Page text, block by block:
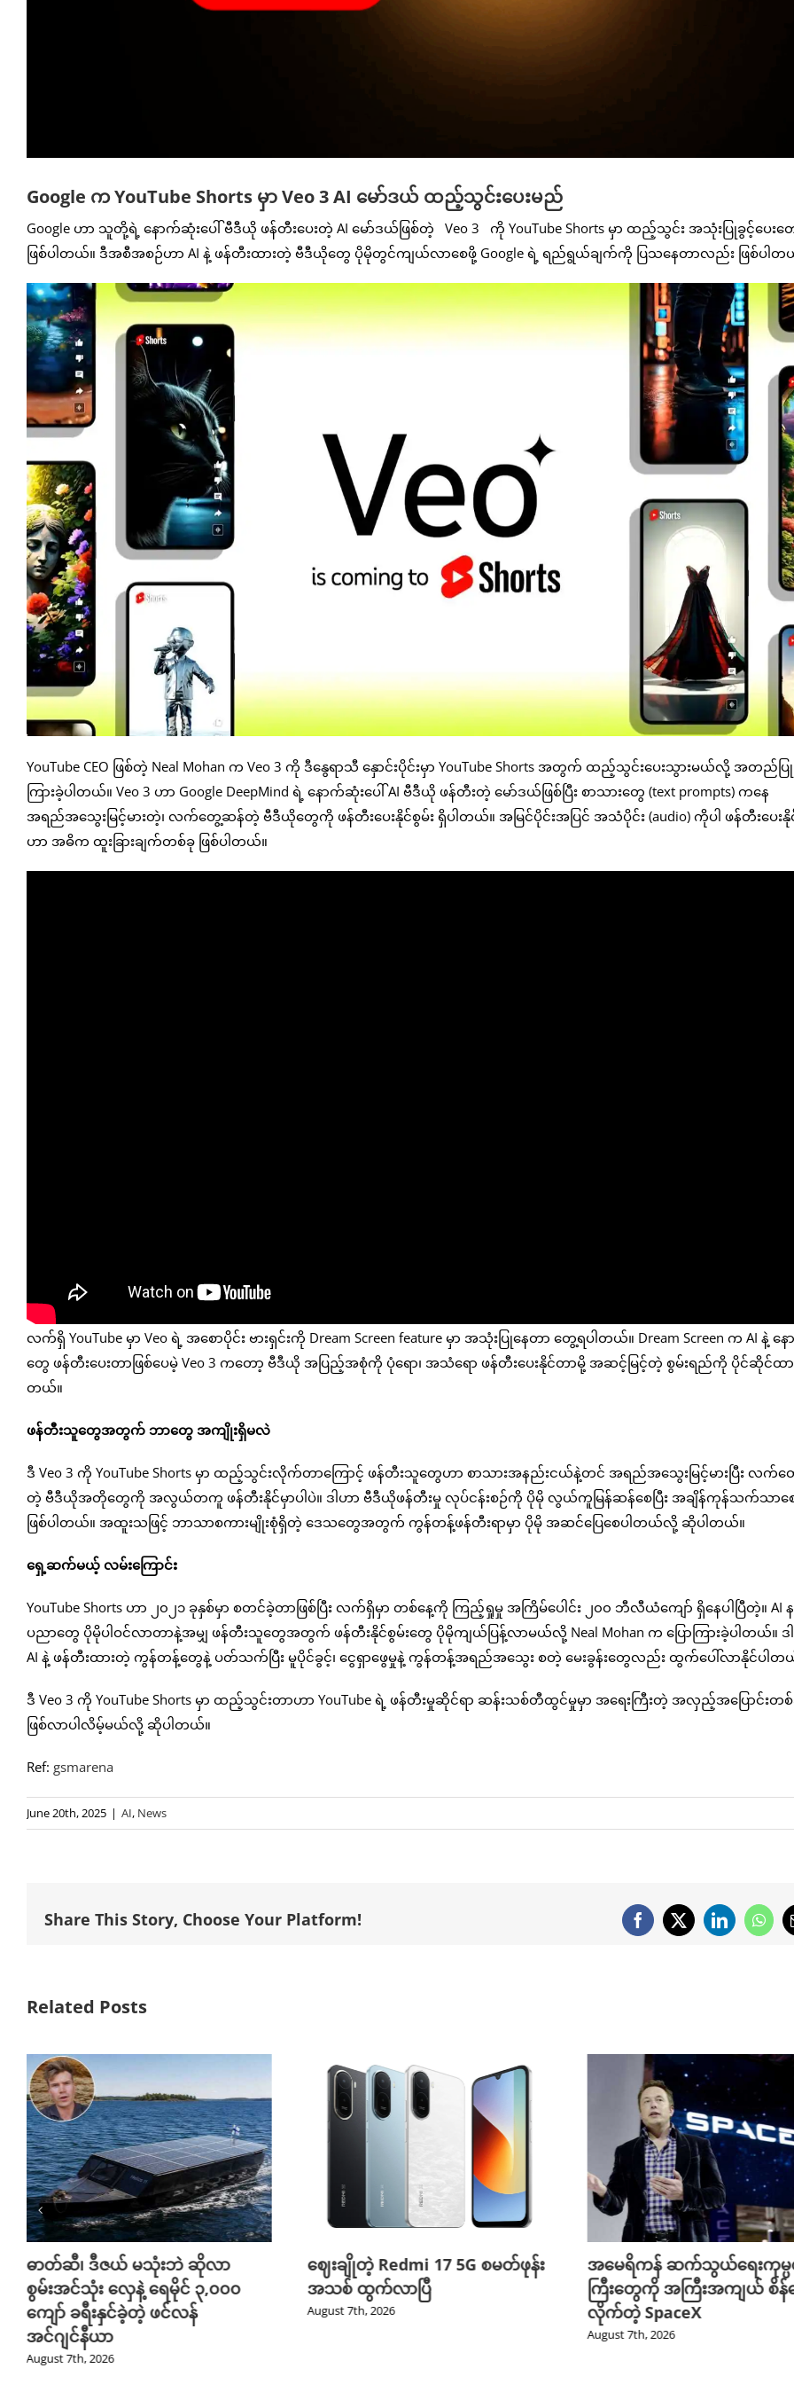
Google က YouTube Shorts မှာ Veo 3 AI မော်ဒယ် ထည့်သွင်းပေးမည်
Google ဟာ သူတို့ရဲ့ နောက်ဆုံးပေါ် ဗီဒီယို ဖန်တီးပေးတဲ့ AI မော်ဒယ်ဖြစ်တဲ့ Veo 3 ကို YouTube Shorts မှာ ထည့်သွင်း အသုံးပြုခွင့်ပေးတ
ဖြစ်ပါတယ်။ ဒီအစီအစဉ်ဟာ AI နဲ့ ဖန်တီးထားတဲ့ ဗီဒီယိုတွေ ပိုမိုတွင်ကျယ်လာစေဖို့ Google ရဲ့ ရည်ရွယ်ချက်ကို ပြသနေတာလည်း ဖြစ်ပါတ
YouTube CEO ဖြစ်တဲ့ Neal Mohan က Veo 3 ကို ဒီနွေရာသီ နှောင်းပိုင်းမှာ YouTube Shorts အတွက် ထည့်သွင်းပေးသွားမယ်လို့ အတည်ပြု
ကြားခဲ့ပါတယ်။ Veo 3 ဟာ Google DeepMind ရဲ့ နောက်ဆုံးပေါ် AI ဗီဒီယို ဖန်တီးတဲ့ မော်ဒယ်ဖြစ်ပြီး စာသားတွေ (text prompts) ကနေ
အရည်အသွေးမြင့်မားတဲ့၊ လက်တွေ့ဆန်တဲ့ ဗီဒီယိုတွေကို ဖန်တီးပေးနိုင်စွမ်း ရှိပါတယ်။ အမြင်ပိုင်းအပြင် အသံပိုင်း (audio) ကိုပါ ဖန်တီးပေး
ဟာ အဓိက ထူးခြားချက်တစ်ခု ဖြစ်ပါတယ်။
လက်ရှိ YouTube မှာ Veo ရဲ့ အစောပိုင်း ဗားရှင်းကို Dream Screen feature မှာ အသုံးပြုနေတာ တွေ့ရပါတယ်။ Dream Screen က AI နဲ့ န
တွေ ဖန်တီးပေးတာဖြစ်ပေမဲ့ Veo 3 ကတော့ ဗီဒီယို အပြည့်အစုံကို ပုံရော၊ အသံရော ဖန်တီးပေးနိုင်တာမို့ အဆင့်မြင့်တဲ့ စွမ်းရည်ကို ပိုင်ဆိုင်ထာ
တယ်။
ဖန်တီးသူတွေအတွက် ဘာတွေ အကျိုးရှိမလဲ
ဒီ Veo 3 ကို YouTube Shorts မှာ ထည့်သွင်းလိုက်တာကြောင့် ဖန်တီးသူတွေဟာ စာသားအနည်းငယ်နဲ့တင် အရည်အသွေးမြင့်မားပြီး လက်
တဲ့ ဗီဒီယိုအတိုတွေကို အလွယ်တကူ ဖန်တီးနိုင်မှာပါပဲ။ ဒါဟာ ဗီဒီယိုဖန်တီးမှု လုပ်ငန်းစဉ်ကို ပိုမို လွယ်ကူမြန်ဆန်စေပြီး အချိန်ကုန်သက်သာစ
ဖြစ်ပါတယ်။ အထူးသဖြင့် ဘာသာစကားမျိုးစုံရှိတဲ့ ဒေသတွေအတွက် ကွန်တန့်ဖန်တီးရာမှာ ပိုမို အဆင်ပြေစေပါတယ်လို့ ဆိုပါတယ်။
ရှေ့ဆက်မယ့် လမ်းကြောင်း
YouTube Shorts ဟာ ၂၀၂၁ ခုနှစ်မှာ စတင်ခဲ့တာဖြစ်ပြီး လက်ရှိမှာ တစ်နေ့ကို ကြည့်ရှုမှု အကြိမ်ပေါင်း ၂၀၀ ဘီလီယံကျော် ရှိနေပါပြီတဲ့။ AI
ပညာတွေ ပိုမိုပါဝင်လာတာနဲ့အမျှ ဖန်တီးသူတွေအတွက် ဖန်တီးနိုင်စွမ်းတွေ ပိုမိုကျယ်ပြန့်လာမယ်လို့ Neal Mohan က ပြောကြားခဲ့ပါတယ်။ ဒ
AI နဲ့ ဖန်တီးထားတဲ့ ကွန်တန့်တွေနဲ့ ပတ်သက်ပြီး မူပိုင်ခွင့်၊ ငွေရှာဖွေမှုနဲ့ ကွန်တန့်အရည်အသွေး စတဲ့ မေးခွန်းတွေလည်း ထွက်ပေါ်လာနိုင်ပါတ
ဒီ Veo 3 ကို YouTube Shorts မှာ ထည့်သွင်းတာဟာ YouTube ရဲ့ ဖန်တီးမှုဆိုင်ရာ ဆန်းသစ်တီထွင်မှုမှာ အရေးကြီးတဲ့ အလှည့်အပြောင်းတ
ဖြစ်လာပါလိမ့်မယ်လို့ ဆိုပါတယ်။
Ref: gsmarena
June 20th, 2025 | AI, News
Share This Story, Choose Your Platform! Facebook
X LinkedIn
Related Posts
ဓာတ်ဆီ၊ ဒီဇယ် မသုံးဘဲ ဆိုလာ
စွမ်းအင်သုံး လှေနဲ့ ရေမိုင် ၃,၀၀၀
ကျော် ခရီးနှင်ခဲ့တဲ့ ဖင်လန်
အင်ဂျင်နီယာ
August 7th, 2026
ဈေးချိုတဲ့ Redmi 17 5G စမတ်ဖုန်း
အသစ် ထွက်လာပြီ
August 7th, 2026
အမေရိကန် ဆက်သွယ်ရေးကုမ္
ကြီးတွေကို အကြီးအကျယ် စိန်
လိုက်တဲ့ SpaceX
August 7th, 2026